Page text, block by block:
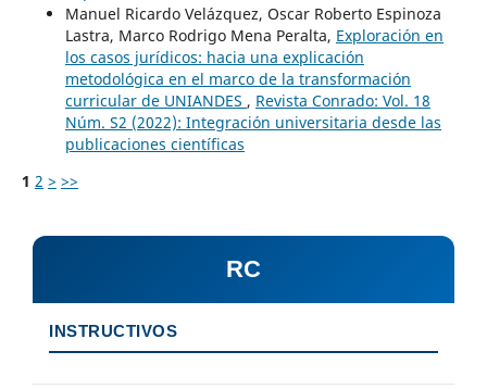
Manuel Ricardo Velázquez, Oscar Roberto Espinoza
Lastra, Marco Rodrigo Mena Peralta, Exploración en
los casos jurídicos: hacia una explicación
metodológica en el marco de la transformación
curricular de UNIANDES , Revista Conrado: Vol. 18
Núm. S2 (2022): Integración universitaria desde las
publicaciones científicas
1 2 > >>
RC
INSTRUCTIVOS